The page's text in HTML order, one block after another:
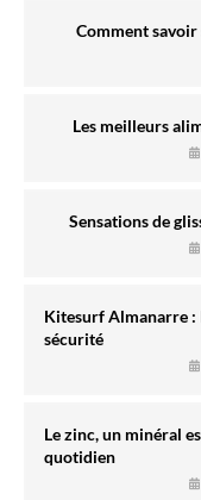
Comment savoir
Les meilleurs
Sensations de
Kitesurf Almanarre :
sécurité
Le zinc, un minéral
quotidien